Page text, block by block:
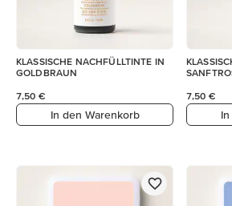
KLASSISCHE NACHFÜLLTINTE IN
GOLDBRAUN
7,50 €
In den Warenkorb
7,50 €